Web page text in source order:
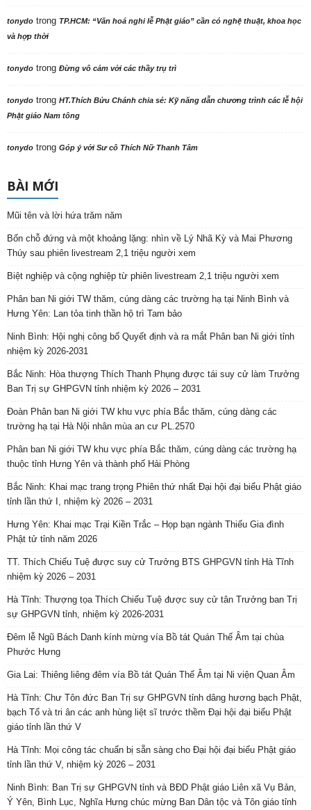
tonydo trong TP.HCM: “Văn hoá nghi lễ Phật giáo” cần có nghệ thuật, khoa học
và hợp thời
tonydo trong Đừng vô cảm với các thầy trụ trì
tonydo trong HT.Thích Bửu Chánh chia sẻ: Kỹ năng dẫn chương trình các lễ hội
Phật giáo Nam tông
tonydo trong Góp ý với Sư cô Thích Nữ Thanh Tâm
BÀI MỚI
Mũi tên và lời hứa trăm năm
Bốn chỗ đứng và một khoảng lặng: nhìn về Lý Nhã Kỳ và Mai Phương
Thúy sau phiên livestream 2,1 triệu người xem
Biệt nghiệp và cộng nghiệp từ phiên livestream 2,1 triệu người xem
Phân ban Ni giới TW thăm, cúng dàng các trường hạ tại Ninh Bình và
Hưng Yên: Lan tỏa tinh thần hộ trì Tam bảo
Ninh Bình: Hội nghị công bố Quyết định và ra mắt Phân ban Ni giới tỉnh
nhiệm kỳ 2026-2031
Bắc Ninh: Hòa thượng Thích Thanh Phụng được tái suy cử làm Trưởng
Ban Trị sự GHPGVN tỉnh nhiệm kỳ 2026 – 2031
Đoàn Phân ban Ni giới TW khu vực phía Bắc thăm, cúng dàng các
trường hạ tại Hà Nội nhân mùa an cư PL.2570
Phân ban Ni giới TW khu vực phía Bắc thăm, cúng dàng các trường hạ
thuộc tỉnh Hưng Yên và thành phố Hải Phòng
Bắc Ninh: Khai mạc trang trọng Phiên thứ nhất Đại hội đại biểu Phật giáo
tỉnh lần thứ I, nhiệm kỳ 2026 – 2031
Hưng Yên: Khai mạc Trại Kiền Trắc – Họp bạn ngành Thiếu Gia đình
Phật tử tỉnh năm 2026
TT. Thích Chiếu Tuệ được suy cử Trưởng BTS GHPGVN tỉnh Hà Tĩnh
nhiệm kỳ 2026 – 2031
Hà Tĩnh: Thượng tọa Thích Chiếu Tuệ được suy cử tân Trưởng ban Trị
sự GHPGVN tỉnh, nhiệm kỳ 2026-2031
Đêm lễ Ngũ Bách Danh kính mừng vía Bồ tát Quán Thế Âm tại chùa
Phước Hưng
Gia Lai: Thiêng liêng đêm vía Bồ tát Quán Thế Âm tại Ni viện Quan Âm
Hà Tĩnh: Chư Tôn đức Ban Trị sự GHPGVN tỉnh dâng hương bạch Phật,
bạch Tổ và tri ân các anh hùng liệt sĩ trước thềm Đại hội đại biểu Phật
giáo tỉnh lần thứ V
Hà Tĩnh: Mọi công tác chuẩn bị sẵn sàng cho Đại hội đại biểu Phật giáo
tỉnh lần thứ V, nhiệm kỳ 2026 – 2031
Ninh Bình: Ban Trị sự GHPGVN tỉnh và BĐD Phật giáo Liên xã Vụ Bản,
Ý Yên, Bình Lục, Nghĩa Hưng chúc mừng Ban Dân tộc và Tôn giáo tỉnh